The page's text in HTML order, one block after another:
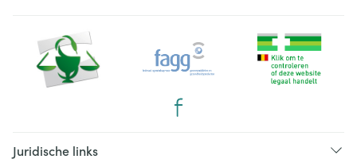
Juridische links